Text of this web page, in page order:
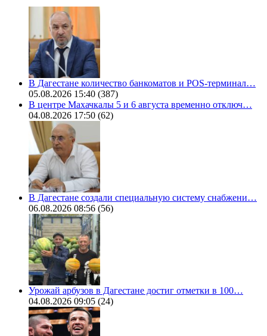
В Дагестане количество банкоматов и POS-терминал…
05.08.2026 15:40 (387)
В центре Махачкалы 5 и 6 августа временно отключ…
04.08.2026 17:50 (62)
В Дагестане создали специальную систему снабжени…
06.08.2026 08:56 (56)
Урожай арбузов в Дагестане достиг отметки в 100…
04.08.2026 09:05 (24)